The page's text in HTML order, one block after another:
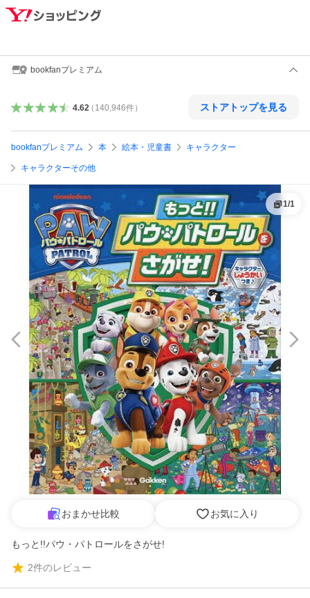
bookfanプレミアム
4.62（ 140,946件） ストアトップを見る
bookfanプレミアム 本 絵本・児童書 キャラクター
キャラクターその他
1/1
おまかせ比較 お気に入り
もっと!!パウ・パトロールをさがせ!
2件のレビュー